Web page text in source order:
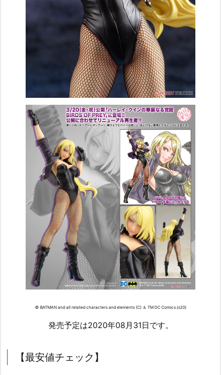
© BATMAN and all related characters and elements (C) ＆ TM DC Comics.(s20)
発売予定は2020年08月31日です。
【最安値チェック】